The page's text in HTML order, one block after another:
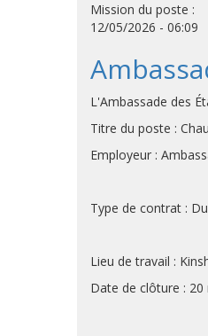
Mission du poste :
12/05/2026 - 06:09
L'Ambassade des
Titre du poste :
Employeur :
Type de contrat :
Lieu de travail :
Date de clôture : 20